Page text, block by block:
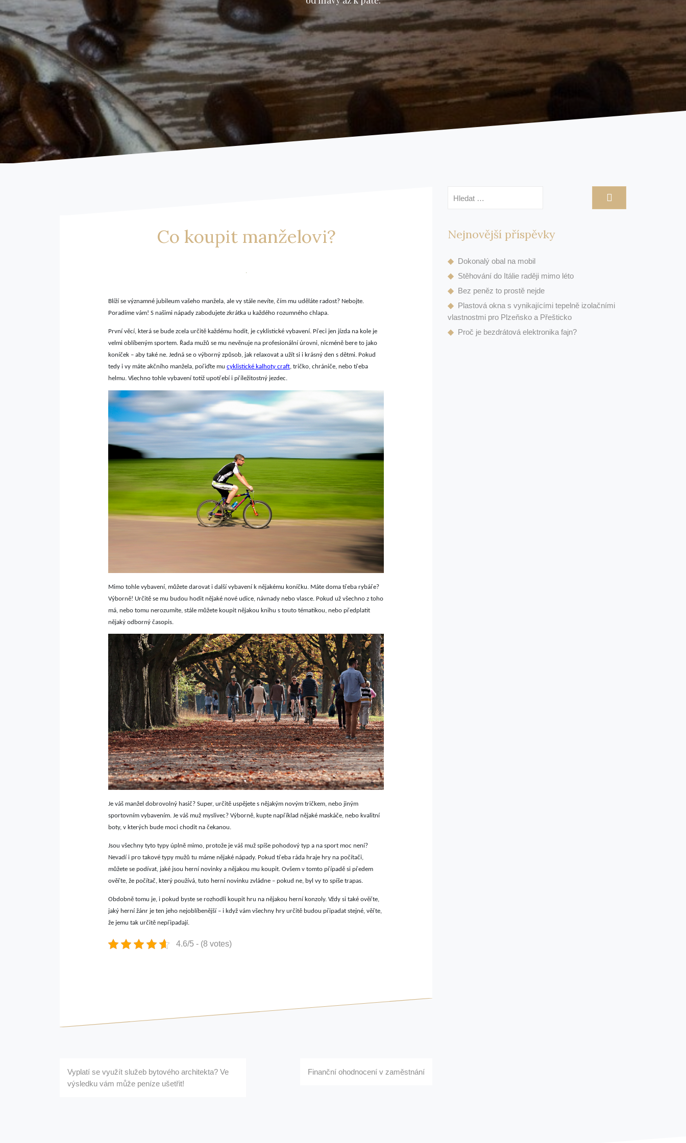
Co koupit manželovi?
Blíží se významné jubileum vašeho manžela, ale vy stále nevíte, čím mu uděláte radost? Nebojte.
Poradíme vám! S našimi nápady zabodujete zkrátka u každého rozumného chlapa.
První věcí, která se bude zcela určitě každému hodit, je cyklistické vybavení. Přeci jen jízda na kole je
velmi oblíbeným sportem. Řada mužů se mu nevěnuje na profesionální úrovni, nicméně bere to jako
koníček – aby také ne. Jedná se o výborný způsob, jak relaxovat a užít si i krásný den s dětmi. Pokud
tedy i vy máte akčního manžela, pořiďte mu cyklistické kalhoty craft, tričko, chrániče, nebo třeba
helmu. Všechno tohle vybavení totiž upotřebí i příležitostný jezdec.
Mimo tohle vybavení, můžete darovat i další vybavení k nějakému koníčku. Máte doma třeba rybáře?
Výborně! Určitě se mu budou hodit nějaké nové udice, návnady nebo vlasce. Pokud už všechno z toho
má, nebo tomu nerozumíte, stále můžete koupit nějakou knihu s touto tématikou, nebo předplatit
nějaký odborný časopis.
Je váš manžel dobrovolný hasič? Super, určitě uspějete s nějakým novým tričkem, nebo jiným
sportovním vybavením. Je váš muž myslivec? Výborně, kupte například nějaké maskáče, nebo kvalitní
boty, v kterých bude moci chodit na čekanou.
Jsou všechny tyto typy úplně mimo, protože je váš muž spíše pohodový typ a na sport moc není?
Nevadí i pro takové typy mužů tu máme nějaké nápady. Pokud třeba ráda hraje hry na počítači,
můžete se podívat, jaké jsou herní novinky a nějakou mu koupit. Ovšem v tomto případě si předem
ověřte, že počítač, který používá, tuto herní novinku zvládne – pokud ne, byl vy to spíše trapas.
Obdobně tomu je, i pokud byste se rozhodli koupit hru na nějakou herní konzoly. Vždy si také ověřte,
jaký herní žánr je ten jeho nejoblíbenější – i když vám všechny hry určitě budou připadat stejné, věřte,
že jemu tak určitě nepřipadají.
4.6/5 - (8 votes)
Navigace
pro
Vyplatí se využít služeb bytového architekta? Ve
výsledku vám může peníze ušetřit!
Finanční ohodnocení v zaměstnání
Nejnovější příspěvky
Dokonalý obal na mobil
Stěhování do Itálie raději mimo léto
Bez peněz to prostě nejde
Plastová okna s vynikajícími tepelně izolačními
vlastnostmi pro Plzeňsko a Přešticko
Proč je bezdrátová elektronika fajn?